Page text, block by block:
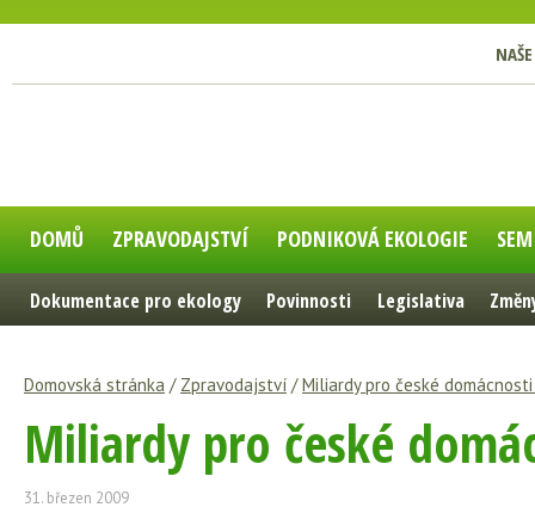
DOMŮ ZPRAVODAJSTVÍ PODNIKOVÁ EKOLOGIE
Dokumentace pro ekology Povinnosti Legislativa
Domovská stránka / Zpravodajství /Miliardy pro české
Miliardy pro české
31. březen 2009